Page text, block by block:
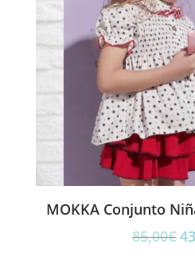
MOKKA Conjunto
85,00€El